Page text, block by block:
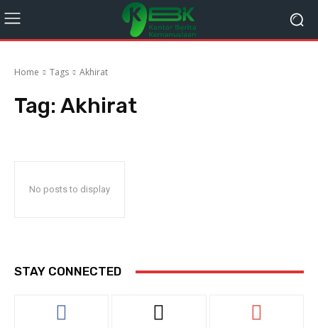
Home Tags Akhirat
Tag: Akhirat
No posts to display
STAY CONNECTED